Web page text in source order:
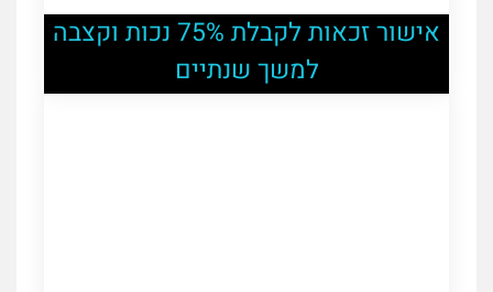
אישור זכאות לקבלת 75% נכות וקצבה
למשך שנתיים